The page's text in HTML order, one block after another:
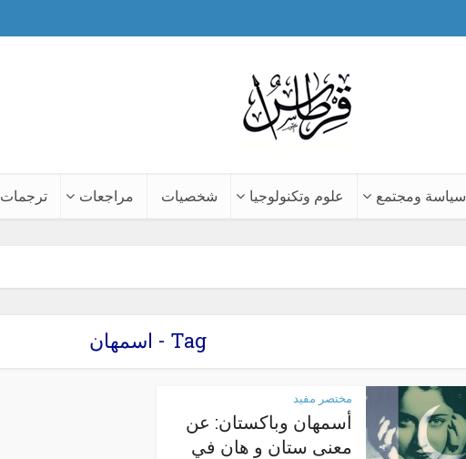
سياسة ومجتمع علوم وتكنولوجيا شخصيات مراجعات ترجمات
Tag - اسمهان
مختصر مفيد
أسمهان وباكستان: عن
معنى ستان و هان في